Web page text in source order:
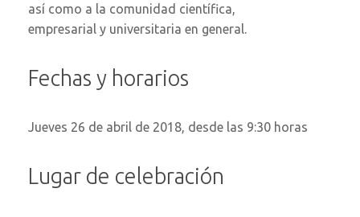
así como a la comunidad científica,
empresarial y universitaria en general.
Fechas y horarios
Jueves 26 de abril de 2018, desde las 9:30 horas
Lugar de celebración